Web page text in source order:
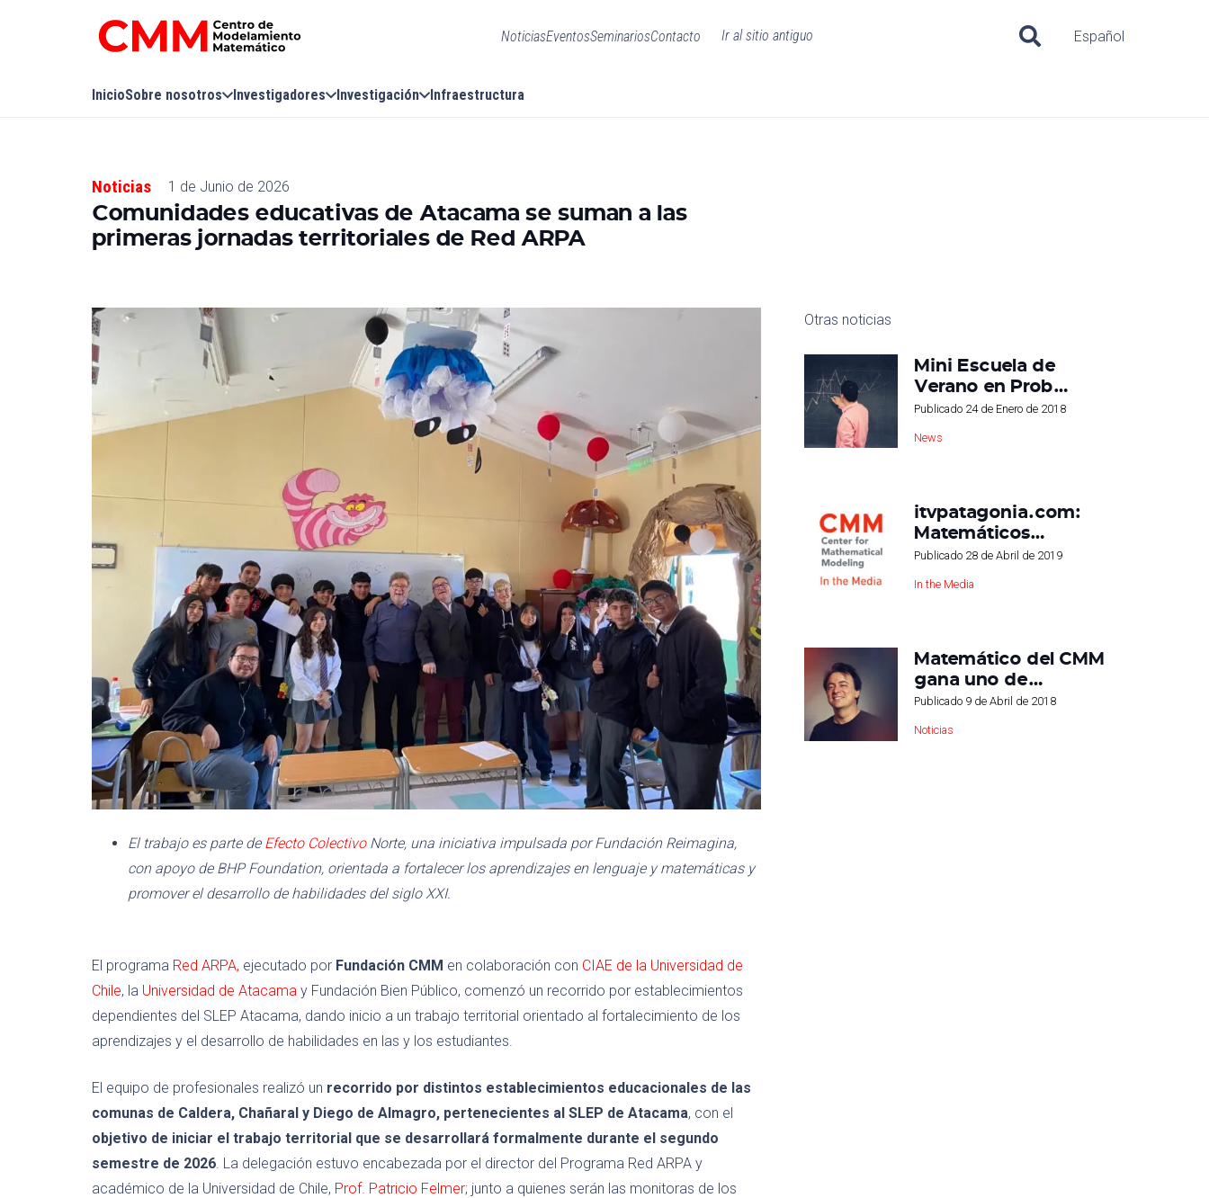
NoticiasEventosSeminariosContacto Ir al sitio antiguo Español
InicioSobre nosotros Investigadores Investigación Infraestructura
Noticias 1 de Junio de 2026
Comunidades educativas de Atacama se suman a las
primeras jornadas territoriales de Red ARPA
El trabajo es parte de Efecto ColectivoNorte, una iniciativa impulsada por Fundación Reimagina,
con apoyo de BHP Foundation, orientada a fortalecer los aprendizajes en lenguaje y matemáticas y
promover el desarrollo de habilidades del siglo XXI.
El programa Red ARPA, ejecutado por Fundación CMM en colaboración con CIAE de la Universidad de
Chile, la Universidad de Atacama y Fundación Bien Público, comenzó un recorrido por establecimientos
dependientes del SLEP Atacama, dando inicio a un trabajo territorial orientado al fortalecimiento de los
aprendizajes y el desarrollo de habilidades en las y los estudiantes.
El equipo de profesionales realizó un recorrido por distintos establecimientos educacionales de las
comunas de Caldera, Chañaral y Diego de Almagro, pertenecientes al SLEP de Atacama, con el
objetivo de iniciar el trabajo territorial que se desarrollará formalmente durante el segundo
semestre de 2026. La delegación estuvo encabezada por el director del Programa Red ARPA y
académico de la Universidad de Chile, Prof. Patricio Felmer; junto a quienes serán las monitoras de los
Otras noticias
Mini Escuela de
Verano en Prob…
Publicado 24 de Enero de 2018
News
itvpatagonia.com:
Matemáticos…
Publicado 28 de Abril de 2019
In the Media
Matemático del CMM
gana uno de…
Publicado 9 de Abril de 2018
Noticias